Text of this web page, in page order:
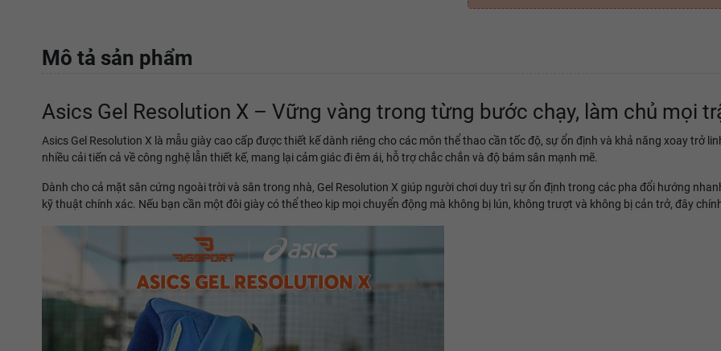
Mô tả sản phẩm
Asics Gel Resolution X – Vững vàng trong từng bước chạy, làm chủ mọi
Asics Gel Resolution X là mẫu giày cao cấp được thiết kế dành riêng cho các môn thể thao cần tốc độ, sự ổn định và khả năng xoay trở
nhiều cải tiến cả về công nghệ lẫn thiết kế, mang lại cảm giác đi êm ái, hỗ trợ chắc chắn và độ bám sân mạnh mẽ.
Dành cho cả mặt sân cứng ngoài trời và sân trong nhà, Gel Resolution X giúp người chơi duy trì sự ổn định trong các pha đổi hướng
kỹ thuật chính xác. Nếu bạn cần một đôi giày có thể theo kịp mọi chuyển động mà không bị lún, không trượt và không bị cản trở, đây